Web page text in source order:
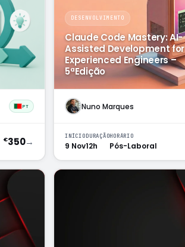
PT
€350→
DESENVOLVIMENTO
Claude Code Mastery: AI-
Assisted Development for
Experienced Engineers –
5ªEdição
Nuno Marques
INÍCIO
9 Nov
DURAÇÃO
12h
HORÁRIO
Pós-Laboral